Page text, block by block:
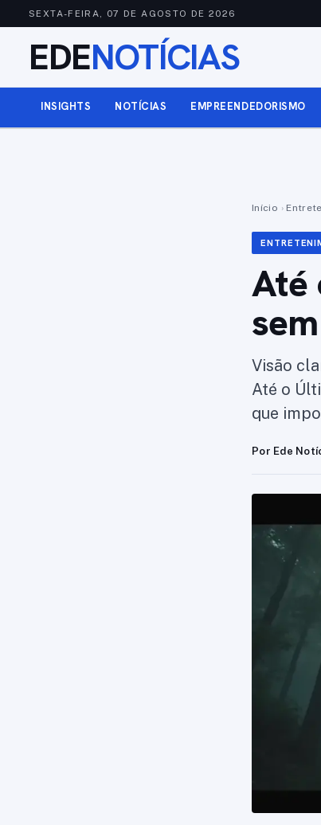
SEXTA-FEIRA, 07 DE AGOSTO DE 2026
EDENOTÍCIAS
INSIGHTS NOTÍCIAS EMPREENDEDORISMO
Início ›
Até
Visão
Até o
que
Por Ede